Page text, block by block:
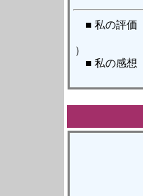
■ 私の評価
）
■ 私の感想